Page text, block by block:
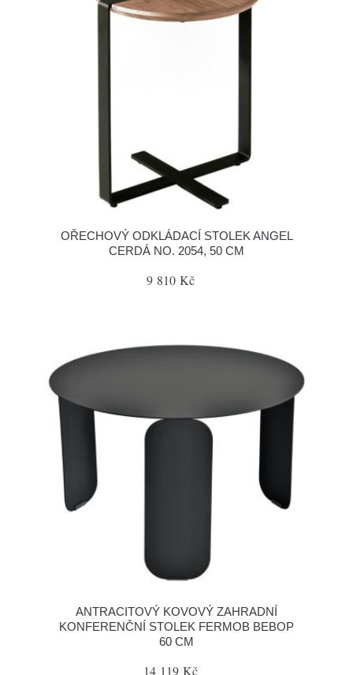
OŘECHOVÝ ODKLÁDACÍ STOLEK ANGEL
CERDÁ NO. 2054, 50 CM
9 810 Kč
ANTRACITOVÝ KOVOVÝ ZAHRADNÍ
KONFERENČNÍ STOLEK FERMOB BEBOP
60 CM
14 119 Kč